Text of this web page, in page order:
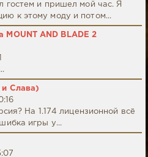
гостем и пришел мой час. Я
к этому моду и потом...
MOUNT AND BLADE 2
и Слава)
На 1.174 лицензионной всё
игры у...